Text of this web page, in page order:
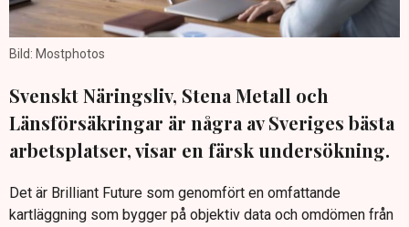
Bild: Mostphotos
Svenskt Näringsliv, Stena Metall och
Länsförsäkringar är några av Sveriges bästa
arbetsplatser, visar en färsk undersökning.
Det är Brilliant Future som genomfört en omfattande
kartläggning som bygger på objektiv data och omdömen från